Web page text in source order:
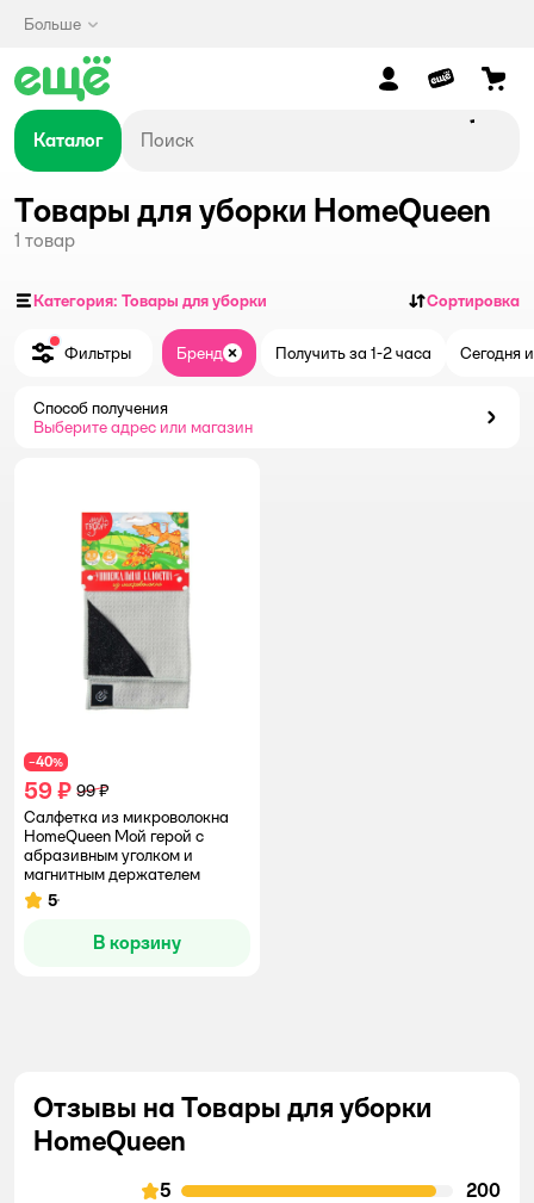
Больше
Каталог
Товары для уборки HomeQueen
1 товар
Категория: Товары для уборки Сортировка
Фильтры Бренд ЗакрытьПолучить за 1-2 часа Сегодня
Способ получения
Выберите адрес или магазин
−40%
59 ₽ 99 ₽
Салфетка из микроволокна
HomeQueen Мой герой с
абразивным уголком и
магнитным держателем
Рейтинг:
5
В корзину
Отзывы на Товары для уборки
HomeQueen
5
200